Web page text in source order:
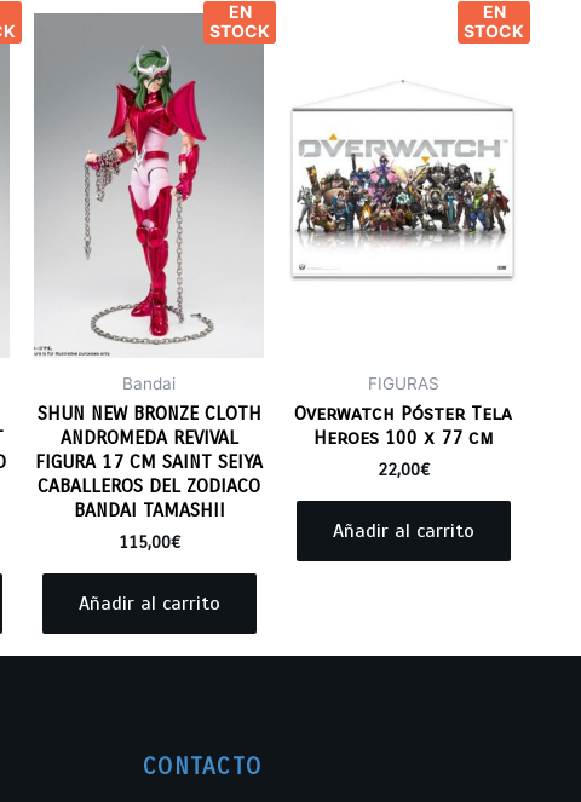
EN
STOCK
Bandai
SHUN NEW BRONZE CLOTH
ANDROMEDA REVIVAL
FIGURA 17 CM SAINT SEIYA
CABALLEROS DEL ZODIACO
BANDAI TAMASHII
115,00€
Añadir al carrito
EN
STOCK
FIGURAS
Overwatch Póster Tela
Heroes 100 x 77 cm
22,00€
Añadir al carrito
CONTACTO